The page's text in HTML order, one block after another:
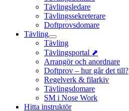
Tävlingsledare
Tävlingssekreterare
Doftprovsdomare
Tävling
Tävling
Tävlingsportal ⬈
Arrangör och anordnare
Doftprov – hur går det till?
Regelverk & filarkiv
Tävlingsdomare
SM i Nose Work
Hitta instruktör